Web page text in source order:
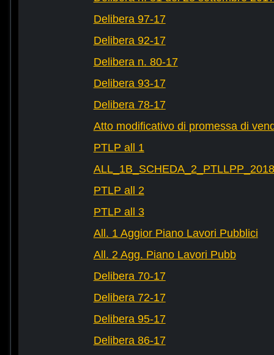
Delibera 97-17
Delibera 92-17
Delibera n. 80-17
Delibera 93-17
Delibera 78-17
Atto modificativo di promessa di
PTLP all 1
PTLP all 2
PTLP all 3
All. 1 Aggior Piano Lavori Pubblici
All. 2 Agg. Piano Lavori Pubb
Delibera 70-17
Delibera 72-17
Delibera 95-17
Delibera 86-17